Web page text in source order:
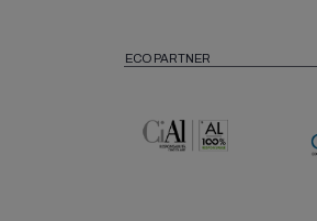
ECO PARTNER